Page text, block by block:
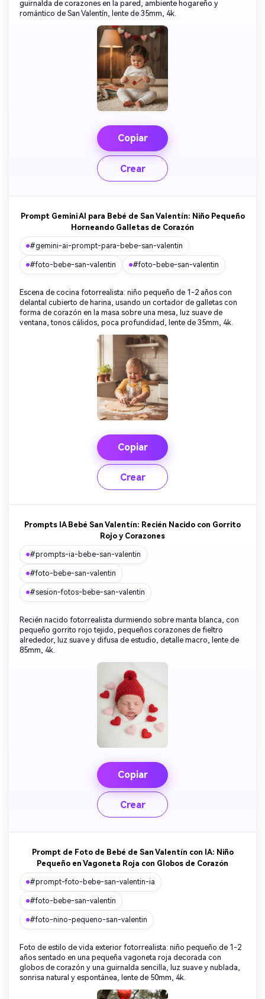
guirnalda de corazones en la pared, ambiente hogareño y
romántico de San Valentín, lente de 35mm, 4k.
Copiar
Crear
Prompt Gemini AI para Bebé de San Valentín: Niño Pequeño
Horneando Galletas de Corazón
#gemini-ai-prompt-para-bebe-san-valentin
#foto-bebe-san-valentin #foto-bebe-san-valentin
Escena de cocina fotorrealista: niño pequeño de 1-2 años con
delantal cubierto de harina, usando un cortador de galletas con
forma de corazón en la masa sobre una mesa, luz suave de
ventana, tonos cálidos, poca profundidad, lente de 35mm, 4k.
Copiar
Crear
Prompts IA Bebé San Valentín: Recién Nacido con Gorrito
Rojo y Corazones
#prompts-ia-bebe-san-valentin
#foto-bebe-san-valentin
#sesion-fotos-bebe-san-valentin
Recién nacido fotorrealista durmiendo sobre manta blanca, con
pequeño gorrito rojo tejido, pequeños corazones de fieltro
alrededor, luz suave y difusa de estudio, detalle macro, lente de
85mm, 4k.
Copiar
Crear
Prompt de Foto de Bebé de San Valentín con IA: Niño
Pequeño en Vagoneta Roja con Globos de Corazón
#prompt-foto-bebe-san-valentin-ia
#foto-bebe-san-valentin
#foto-nino-pequeno-san-valentin
Foto de estilo de vida exterior fotorrealista: niño pequeño de 1-2
años sentado en una pequeña vagoneta roja decorada con
globos de corazón y una guirnalda sencilla, luz suave y nublada,
sonrisa natural y espontánea, lente de 50mm, 4k.